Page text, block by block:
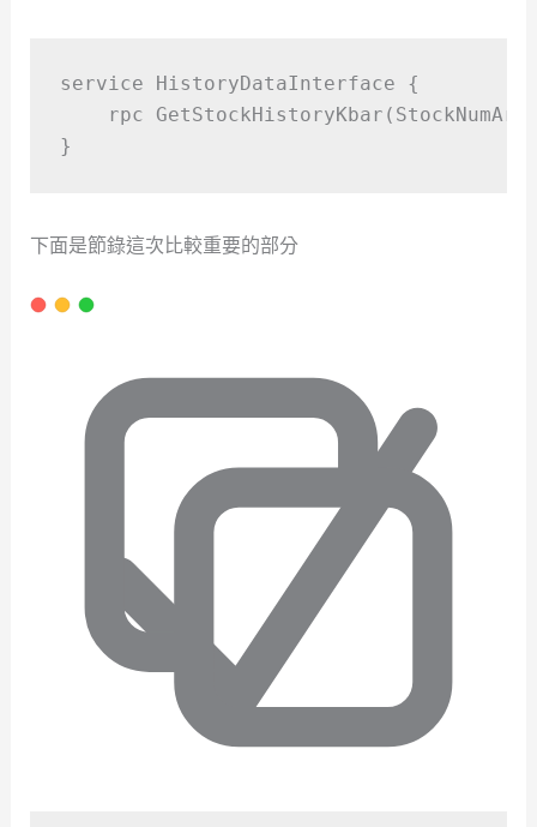
service HistoryDataInterface {
    rpc
GetStockHistoryKbar (
}
下面是節錄這次比較重要的部分